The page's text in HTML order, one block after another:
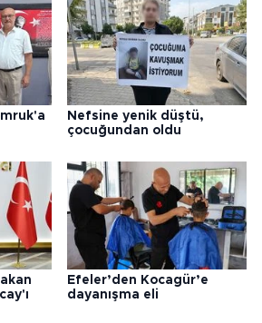
Nefsine yenik düştü,
çocuğundan oldu
Efeler’den Kocagür’e
dayanışma eli